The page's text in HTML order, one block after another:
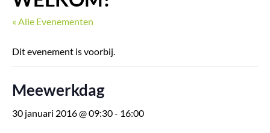
« Alle Evenementen
Dit evenement is voorbij.
Meewerkdag
30 januari 2016 @ 09:30- 16:00